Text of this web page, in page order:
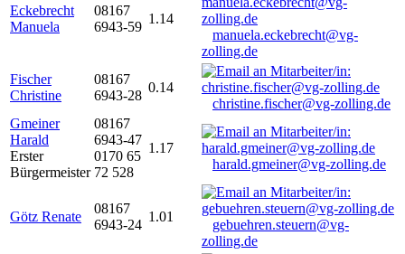
Eckebrecht
Manuela
08167
6943-59
1.14
manuela.eckebrecht@vg-
zolling.de
Fischer
Christine
08167
6943-28
0.14
christine.fischer@vg-zolling.de
Gmeiner
Harald
Erster
Bürgermeister
08167
6943-47
0170 65
72 528
1.17
harald.gmeiner@vg-zolling.de
Götz Renate
08167
6943-24
1.01
gebuehren.steuern@vg-
zolling.de